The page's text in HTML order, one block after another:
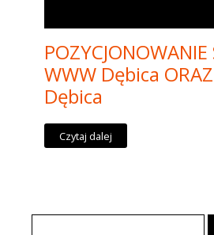
POZYCJONOWANIE
WWW Dębica
Dębica
Czytaj dalej